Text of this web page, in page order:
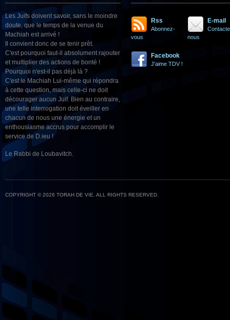
Les Juifs doivent savoir, sans le moindre
doute, que le temps de la venue du
Machiah est arrivé !
Il convient donc de se tenir prêt.
C'est pourquoi faut-il absolument rajouter
et multiplier des actions de bonté !
Pourquoi n'est-il pas déjà là ?
C'est le Machiah Lui-même qui répondra
à cette question, mais celle-ci ne doit
décourager aucun Juif. Bien au contraire,
une telle interrogation doit éveiller en
chacun de nous une énergie et un
enthousiasme accrus pour accomplir le
service de D.ieu !
Le Rabbi de Loubavitch.
Rss
Abonnez-
vous
E-mail
nous
Facebook
J'aime TDV !
COPYRIGHT © 2026 TORAH DE VIE. ALL RIGHTS RESERVED.